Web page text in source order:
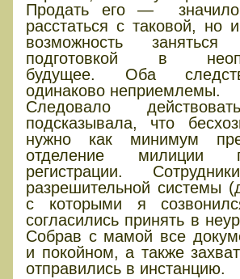
Продать его —
расстаться с таковой, но
возможность заняться
подготовкой в
будущее. Оба
одинаково неприемлемы.
Следовало
подсказывала, что
нужно как минимум
отделение милиции
регистрации.
разрешительной системы
с которыми я
согласились принять в
Собрав с мамой все
и покойном, а также
отправились в инстанцию.